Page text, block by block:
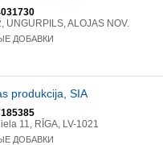
UNGURPILS, ALOJAS NOV.
ДОБАВКИ
produkcija, SIA
11, RĪGA, LV-1021
ДОБАВКИ